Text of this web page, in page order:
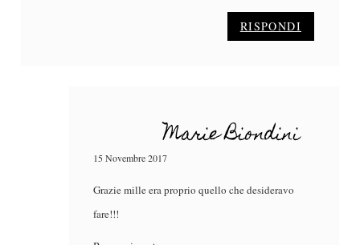
RISPONDI
Marie Biondini
15 Novembre 2017
Grazie mille era proprio quello che desideravo
fare!!!